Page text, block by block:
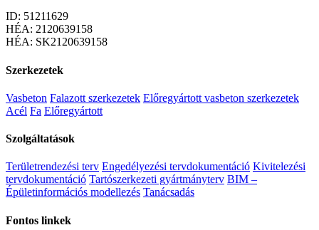
ID: 51211629
HÉA: 2120639158
HÉA: SK2120639158
Szerkezetek
Vasbeton Falazott szerkezetek Előregyártott vasbeton szerkezetek
Acél Fa Előregyártott
Szolgáltatások
Területrendezési terv Engedélyezési tervdokumentáció Kivitelezési
tervdokumentáció Tartószerkezeti gyártmányterv BIM –
Épületinformációs modellezés Tanácsadás
Fontos linkek